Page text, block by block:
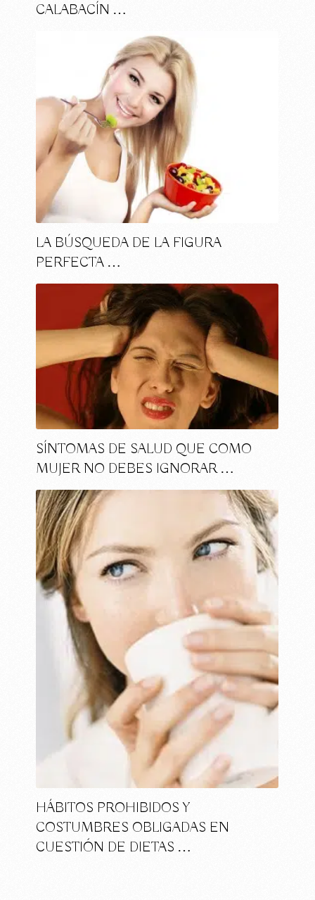
CALABACÍN …
LA BÚSQUEDA DE LA FIGURA
PERFECTA …
SÍNTOMAS DE SALUD QUE COMO
MUJER NO DEBES IGNORAR …
HÁBITOS PROHIBIDOS Y
COSTUMBRES OBLIGADAS EN
CUESTIÓN DE DIETAS …